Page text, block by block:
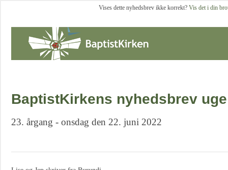
Vises dette nyhedsbrev ikke korrekt? Vis det i din
BaptistKirkens nyhedsbrev
23. årgang - onsdag den 22. juni 2022